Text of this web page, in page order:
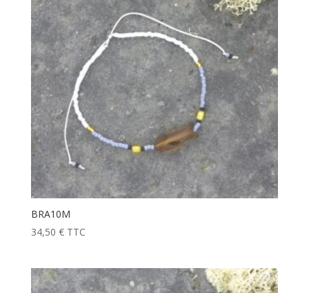
BRA10M
34,50 € TTC